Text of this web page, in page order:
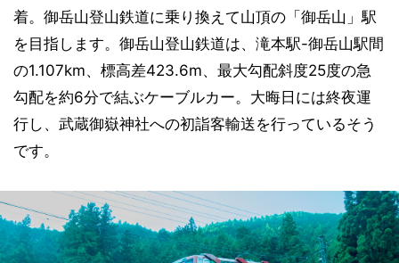
着。御岳山登山鉄道に乗り換えて山頂の「御岳山」駅
を目指します。御岳山登山鉄道は、滝本駅-御岳山駅間
の1.107km、標高差423.6m、最大勾配斜度25度の急
勾配を約6分で結ぶケーブルカー。大晦日には終夜運
行し、武蔵御嶽神社への初詣客輸送を行っているそう
です。